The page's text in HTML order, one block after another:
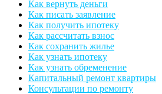
Как вернуть деньги
Как писать заявление
Как получить ипотеку
Как рассчитать взнос
Как сохранить жилье
Как узнать ипотеку
Как узнать обременение
Капитальный ремонт квартиры
Консультации по ремонту